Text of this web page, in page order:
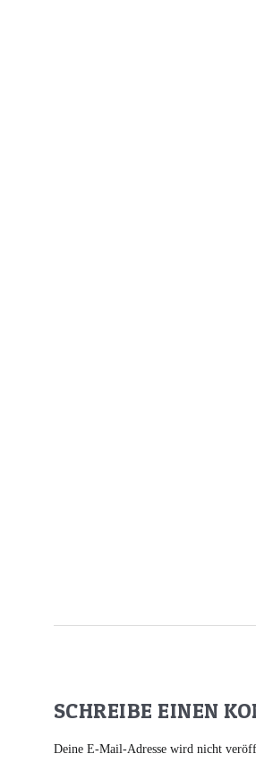
SCHREIBE EINEN
Deine E-Mail-Adresse wird nicht